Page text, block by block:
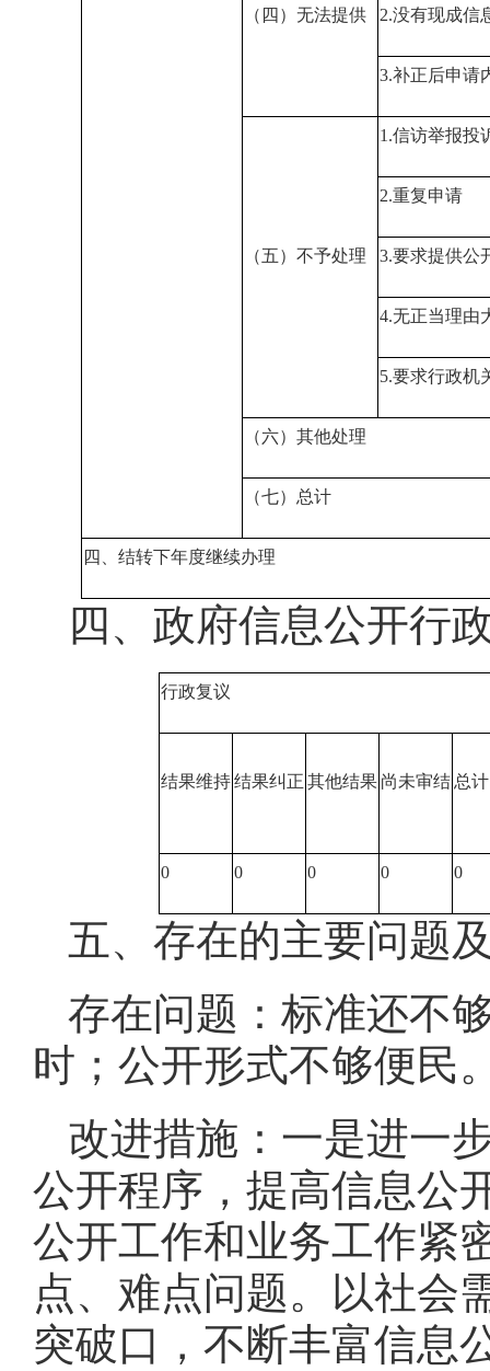
（四）无法提供 2.没有现成信
3.补正后申请
（五）不予处理
1.信访举报投
2.重复申请
3.要求提供公
4.无正当理由
5.要求行政机
（六）其他处理
（七）总计
四、结转下年度继续办理
四、政府信息公开行
行政复议
结果维持结果纠正 其他结果 尚未审结 总计
0 0 0 0 0
五、存在的主要问题
存在问题：标准还不
时；公开形式不够便民
改进措施：一是进一
公开程序，提高信息公
公开工作和业务工作紧
点、难点问题。以社会
突破口，不断丰富信息